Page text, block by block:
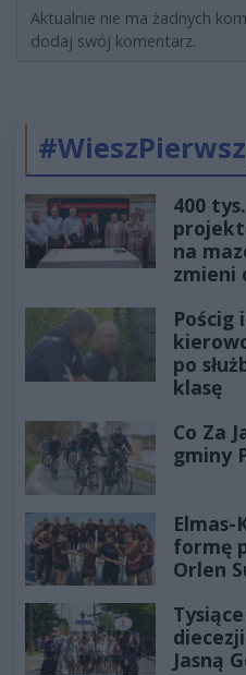
Aktualnie nie ma żadnych
dodaj swój komentarz.
400
na
zmieni
Pościg
po
klasę
Co Za
gminy
Elmas-
formę
Orlen
Jasną